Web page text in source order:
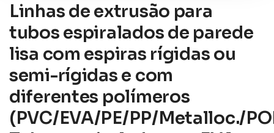
Linhas de extrusão para
tubos espiralados de parede
lisa com espiras rígidas ou
semi-rígidas e com
diferentes polímeros
(PVC/EVA/PE/PP/Metalloc./